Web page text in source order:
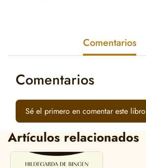
Comentarios
Comentarios
Sé el primero en comentar este libro
Artículos relacionados